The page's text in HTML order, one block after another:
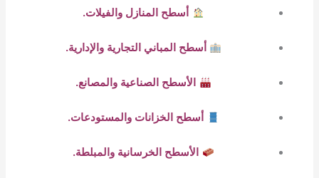
أسطح المنازل والفيلات.
أسطح المباني التجارية والإدارية.
الأسطح الصناعية والمصانع.
أسطح الخزانات والمستودعات.
الأسطح الخرسانية والمبلطة.